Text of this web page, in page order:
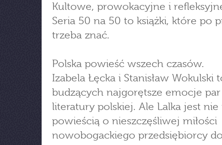
Kultowe, prowokacyjne i
Seria 50 na 50 to książki, które po
trzeba znać.
Polska powieść wszech czasów.
Izabela Łęcka i Stanisław Wokulski
budzących najgorętsze emocje par
literatury polskiej. Ale Lalka jest nie
powieścią o nieszczęśliwej miłości
nowobogackiego przedsiębiorcy